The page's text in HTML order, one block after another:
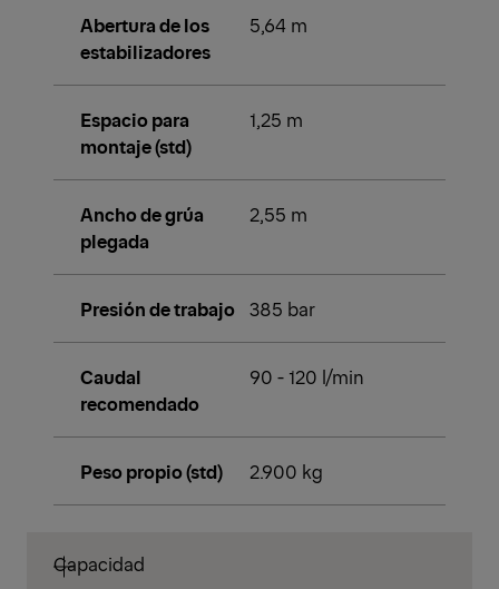
Abertura de los
estabilizadores
5,64 m
Espacio para
montaje (std)
1,25 m
Ancho de grúa
plegada
2,55 m
Presión de trabajo 385 bar
Caudal
recomendado
90 - 120 l/min
Peso propio (std) 2.900 kg
Capacidad